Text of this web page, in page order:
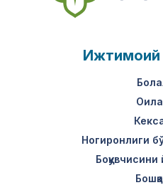
Ижтимоий
Ногиронлиги
Боқувчисини